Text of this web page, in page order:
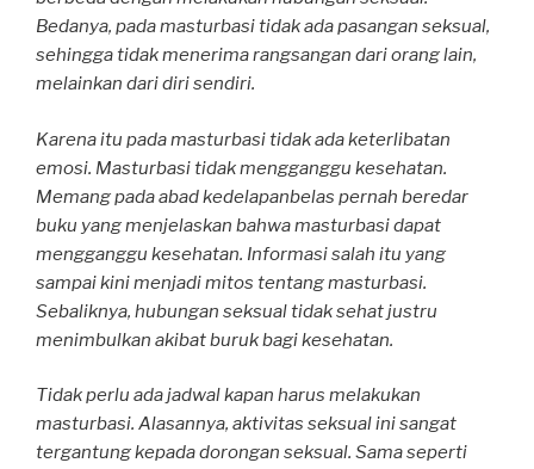
Bedanya, pada masturbasi tidak ada pasangan seksual,
sehingga tidak menerima rangsangan dari orang lain,
melainkan dari diri sendiri.
Karena itu pada masturbasi tidak ada keterlibatan
emosi. Masturbasi tidak mengganggu kesehatan.
Memang pada abad kedelapanbelas pernah beredar
buku yang menjelaskan bahwa masturbasi dapat
mengganggu kesehatan. Informasi salah itu yang
sampai kini menjadi mitos tentang masturbasi.
Sebaliknya, hubungan seksual tidak sehat justru
menimbulkan akibat buruk bagi kesehatan.
Tidak perlu ada jadwal kapan harus melakukan
masturbasi. Alasannya, aktivitas seksual ini sangat
tergantung kepada dorongan seksual. Sama seperti